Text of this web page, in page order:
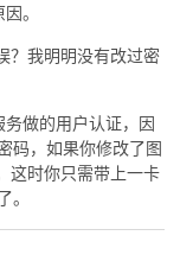
。
？我明明没有改过密
做的用户认证，因
码，如果你修改了图
这时你只需带上一卡
。